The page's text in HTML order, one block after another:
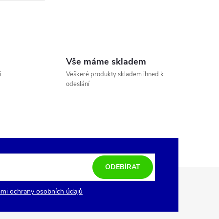
Vše máme skladem
Veškeré produkty skladem ihned k
odeslání
ochrany osobních údajů
ODEBÍRAT